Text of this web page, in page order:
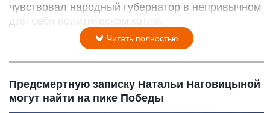
чувствовал народный губернатор в непривычном
для себя политическом котле.
Читать полностью
Предсмертную записку Натальи Наговицыной
могут найти на пике Победы